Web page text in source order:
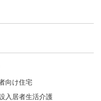
向け住宅
入居者生活介護